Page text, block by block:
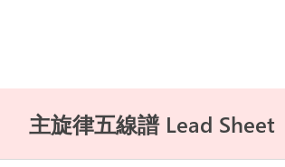
主旋律五線譜 Lead Sheet